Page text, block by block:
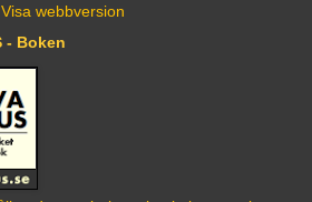
Visa webbversion
- Boken